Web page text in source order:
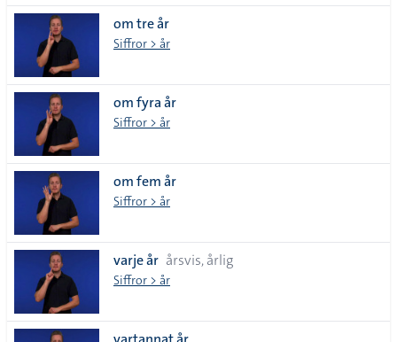
om tre år
Siffror > år
om fyra år
Siffror > år
om fem år
Siffror > år
varje år årsvis, årlig
Siffror > år